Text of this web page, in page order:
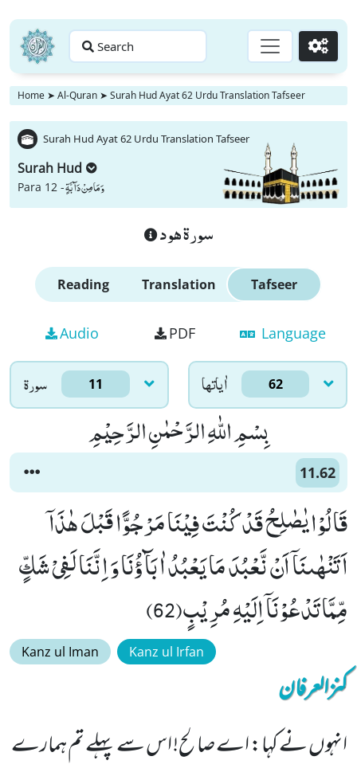
Search Go
Home ➤ Al-Quran ➤ Surah Hud Ayat 62 Urdu Translation Tafseer
Surah Hud Ayat 62 Urdu Translation Tafseer
Surah Hud
Para 12 -وَ مَا مِنْ دَآبَّةٍ
سورة هود
Reading Translation Tafseer
Audio PDF Language
سورۃ 11 اٰياتها 62
بِسْمِ اللّٰهِ الرَّحْمٰنِ الرَّحِیْمِ
11.62
قَالُوْا یٰصٰلِحُ قَدْ كُنْتَ فِیْنَا مَرْجُوًّا قَبْلَ هٰذَاۤ
اَتَنْهٰىنَاۤ اَنْ نَّعْبُدَ مَا یَعْبُدُ اٰبَآؤُنَا وَ اِنَّنَا لَفِیْ شَكٍّ
مِّمَّا تَدْعُوْنَاۤ اِلَیْهِ مُرِیْبٍ(62)
Kanz ul Iman Kanz ul Irfan
کنزالعرفان
انہوں نے کہا: اے صا لح! اس سے پہلے تم ہمارے